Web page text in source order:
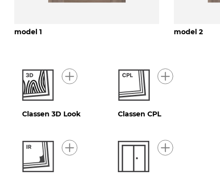
model 1 model 2
Classen 3D Look Classen CPL